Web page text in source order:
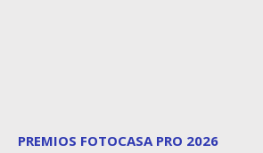
PREMIOS FOTOCASA PRO 2026